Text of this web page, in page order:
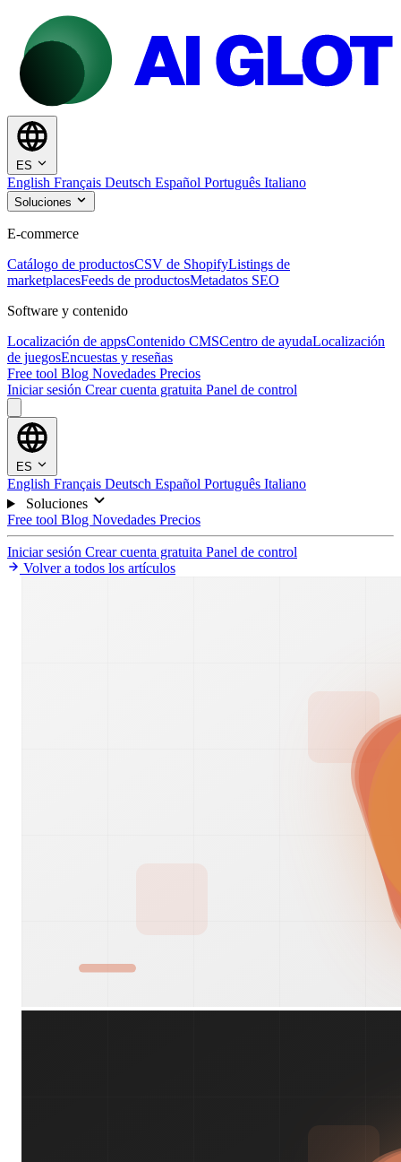
ES
English Français Deutsch Español Português Italiano
Soluciones
E-commerce
Catálogo de productosCSV de ShopifyListings de
marketplacesFeeds de productosMetadatos SEO
Software y contenido
Localización de appsContenido CMSCentro de ayudaLocalización
de juegosEncuestas y reseñas
Free tool Blog Novedades Precios
Iniciar sesión Crear cuenta gratuita Panel de control
ES
English Français Deutsch Español Português Italiano
Soluciones
Free tool Blog Novedades Precios
Iniciar sesión Crear cuenta gratuita Panel de control
Volver a todos los artículos